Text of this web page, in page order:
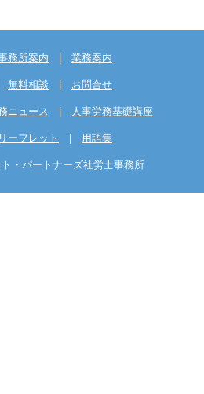
務所案内 業務案内
無料相談 お問合せ
ニュース 人事労務基礎講座
リーフレット 用語集
・パートナーズ社労士事務所